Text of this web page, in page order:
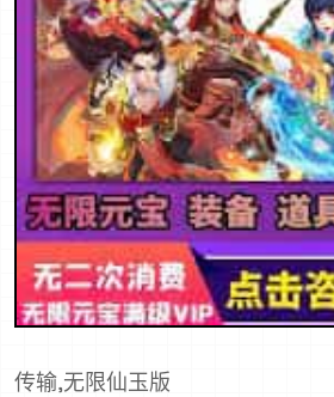
传输,无限仙玉版